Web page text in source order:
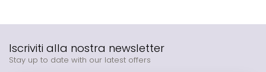
Iscriviti alla nostra newsletter
Stay up to date with our latest offers